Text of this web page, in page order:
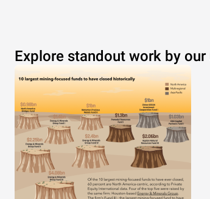
Explore standout work by our